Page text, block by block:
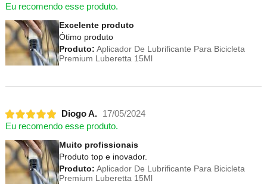
Eu recomendo esse produto.
Excelente produto
Ótimo produto
Produto: Aplicador De Lubrificante Para Bicicleta
Premium Luberetta 15Ml
Diogo A.
17/05/2024
Eu recomendo esse produto.
Muito profissionais
Produto top e inovador.
Produto: Aplicador De Lubrificante Para Bicicleta
Premium Luberetta 15Ml